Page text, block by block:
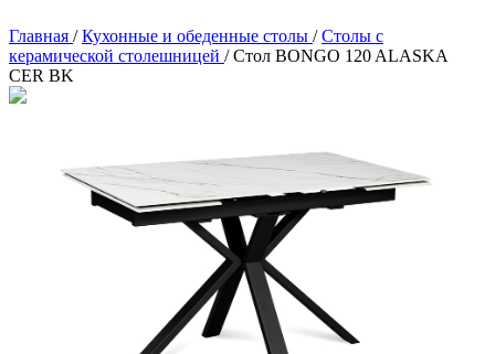
Главная / Кухонные и обеденные столы / Столы с
керамической столешницей / Стол BONGO 120 ALASKA
CER BK